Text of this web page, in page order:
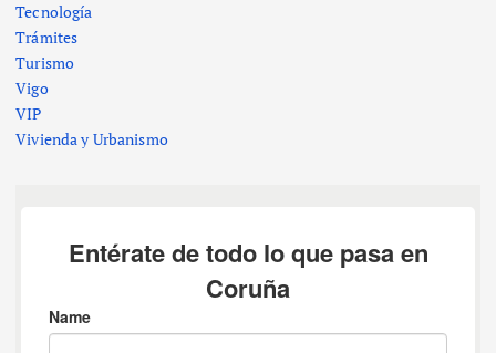
Tecnología
Trámites
Turismo
Vigo
VIP
Vivienda y Urbanismo